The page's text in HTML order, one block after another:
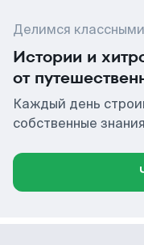
Делимся
Истории и
от
Каждый день
собственные